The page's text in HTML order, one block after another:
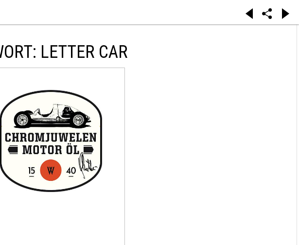
LETTER CAR